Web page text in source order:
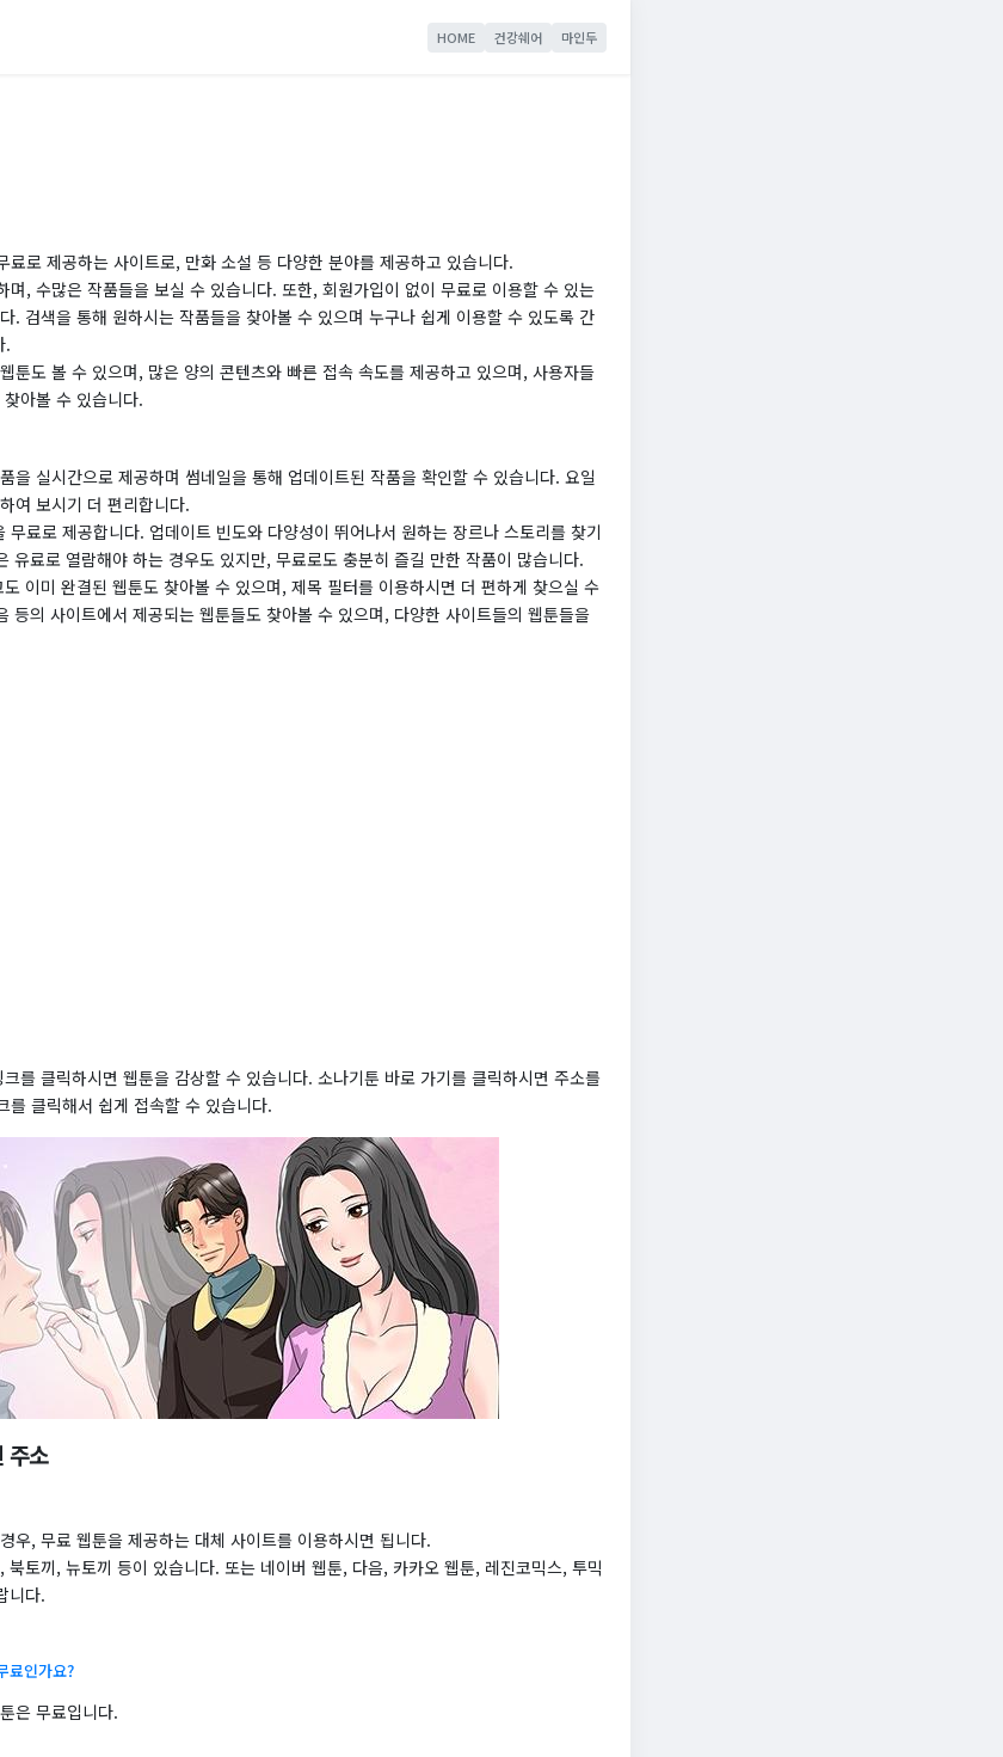
HOME 건강쉐어 마인두
료로 제공하는 사이트로, 만화 소설 등 다양한 분야를 제공하고 있습니다.
며, 수많은 작품들을 보실 수 있습니다. 또한, 회원가입이 없이 무료로 이용할 수 있는
. 검색을 통해 원하시는 작품들을 찾아볼 수 있으며 누구나 쉽게 이용할 수 있도록 간
.
툰도 볼 수 있으며, 많은 양의 콘텐츠와 빠른 접속 속도를 제공하고 있으며, 사용자들
아볼 수 있습니다.
을 실시간으로 제공하며 썸네일을 통해 업데이트된 작품을 확인할 수 있습니다. 요일
여 보시기 더 편리합니다.
무료로 제공합니다. 업데이트 빈도와 다양성이 뛰어나서 원하는 장르나 스토리를 찾기
유료로 열람해야 하는 경우도 있지만, 무료로도 충분히 즐길 만한 작품이 많습니다.
이미 완결된 웹툰도 찾아볼 수 있으며, 제목 필터를 이용하시면 더 편하게 찾으실 수
등의 사이트에서 제공되는 웹툰들도 찾아볼 수 있으며, 다양한 사이트들의 웹툰들을
를 클릭하시면 웹툰을 감상할 수 있습니다. 소나기툰 바로 가기를 클릭하시면 주소를
를 클릭해서 쉽게 접속할 수 있습니다.
주소
우, 무료 웹툰을 제공하는 대체 사이트를 이용하시면 됩니다.
북토끼, 뉴토끼 등이 있습니다. 또는 네이버 웹툰, 다음, 카카오 웹툰, 레진코믹스, 투믹
니다.
료인가요?
은 무료입니다.